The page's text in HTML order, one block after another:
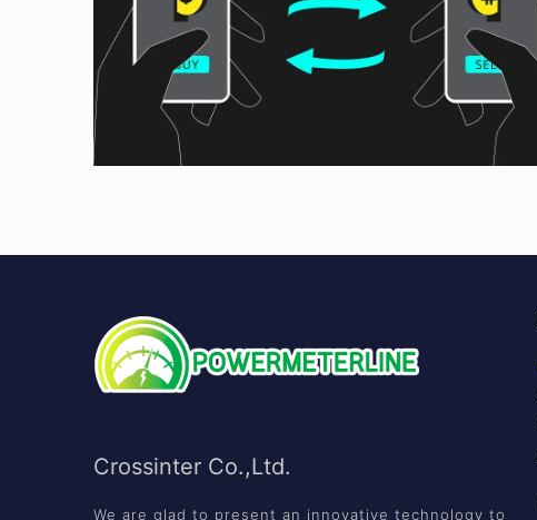
Crossinter Co.,Ltd.
We are glad to present an innovative technology to